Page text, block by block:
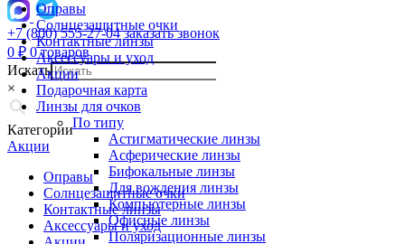
+7 (800) 555-27-04 заказать звонок
0 ₽ 0 товаров
Искать
×
Категории
Акции
Оправы
Солнцезащитные очки
Контактные линзы
Аксессуары и уход
Оправы
Солнцезащитные очки
Контактные линзы
Аксессуары и уход
Акции
Подарочная карта
Линзы для очков
По типу
Астигматические линзы
Асферические линзы
Бифокальные линзы
Для вождения линзы
Компьютерные линзы
Офисные линзы
Поляризационные линзы